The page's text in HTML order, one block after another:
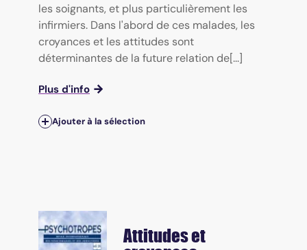
les soignants, et plus particulièrement les
infirmiers. Dans l'abord de ces malades, les
croyances et les attitudes sont
déterminantes de la future relation de[...]
Plus d'info
Ajouter à la sélection
Attitudes et